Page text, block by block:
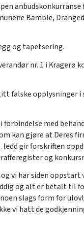
anbudskonkurranse
Bamble,
og tapetsering.
nr. 1 i Kragerø
falske opplysninger
forbindelse med
kan gjøre at Deres
ledd gir forskriften
og
og vi har siden
og alt er betalt til
slags form for
vi hatt de